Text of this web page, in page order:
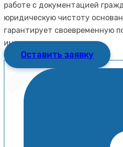
работе с документацией
юридическую чистоту
гарантирует своевременную
иностранца.
Оставить заявку